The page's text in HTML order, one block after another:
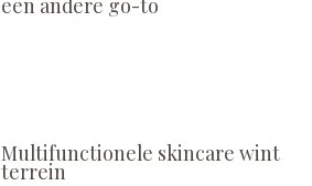
Multifunctionele skincare wint
terrein